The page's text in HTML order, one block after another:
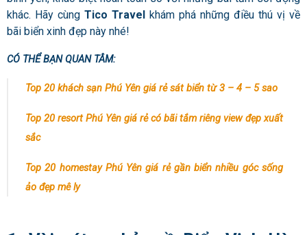
khác. Hãy cùng Tico Travel
khám phá những điều thú vị về
bãi biển xinh đẹp này nhé!
CÓ THỂ BẠN QUAN TÂM:
Top 20 khách sạn Phú Yên giá rẻ sát biển từ 3 – 4 – 5 sao
Top 20 resort Phú Yên giá rẻ có bãi tắm riêng view đẹp xuất
sắc
Top 20 homestay Phú Yên giá rẻ gần biển nhiều góc sống
ảo đẹp mê ly